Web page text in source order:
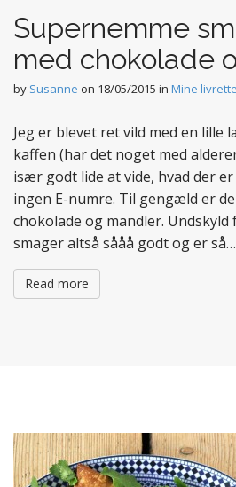
Supernemme
med chokolade
by Susanne on 18/05/2015 in Mine
Jeg er blevet ret vild med en lille
kaffen (har det noget med
især godt lide at vide, hvad der
ingen E-numre. Til gengæld er
chokolade og mandler. Undskyld
smager altså sååå godt og er så…
Read more